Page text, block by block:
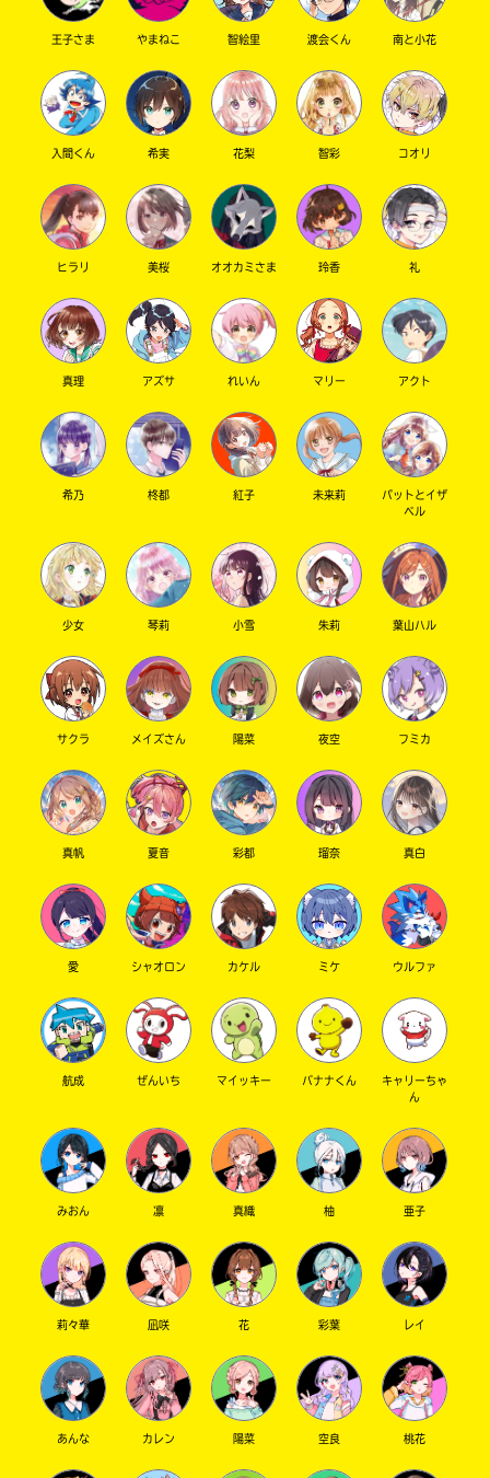
キーワードから探す
オフィシャルアカウント
SNSでシェアする
王子さま やまねこ 智絵里 渡会くん 南と小花
入間くん 希実 花梨 智彩 コオリ
ヒラリ 美桜 オオカミさま 玲香 礼
真理 アズサ れいん マリー アクト
希乃 柊都 紅子 未来莉
パットとイザ
ベル
少女 琴莉 小雪 朱莉 葉山ハル
サクラ メイズさん 陽菜 夜空 フミカ
真帆 夏音 彩都 瑠奈 真白
愛 シャオロン カケル ミケ ウルファ
航成 ぜんいち マイッキー バナナくん
キャリーちゃ
ん
みおん 凛 真織 柚 亜子
莉々華 凪咲 花 彩葉 レイ
あんな カレン 陽菜 空良 桃花